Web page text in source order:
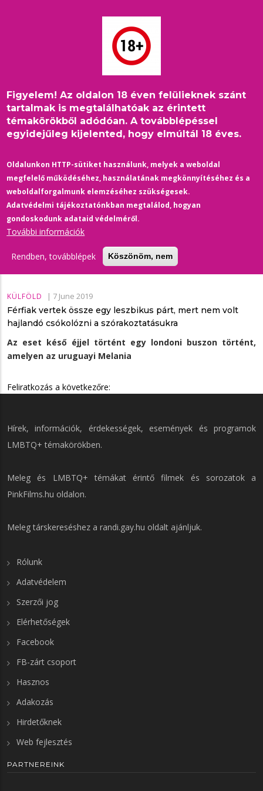
Figyelem! Az oldalon 18 éven felülieknek szánt
tartalmak is megtalálhatóak az érintett
témakörökből adódóan. A továbblépéssel
egyidejűleg kijelented, hogy elmúltál 18 éves.
Oldalunkon HTTP-sütiket használunk, melyek a weboldal
megfelelő működéséhez, használatának megkönnyítéséhez és a
weboldalforgalmunk elemzéséhez szükségesek.
Adatvédelmi tájékoztatónkban megtalálod, hogyan
gondoskodunk adataid védelméről.
További információk
Rendben, továbblépek Köszönöm, nem
Morzsa
Címlap /leszbikus pár
KÜLFÖLD | 7 June 2019
Férfiak vertek össze egy leszbikus párt, mert nem volt
hajlandó csókolózni a szórakoztatásukra
Az eset késő éjjel történt egy londoni buszon történt,
amelyen az uruguayi Melania
Feliratkozás a következőre:
Hírek, információk, érdekességek, események és programok
LMBTQ+ témakörökben.
Meleg és LMBTQ+ témákat érintő filmek és sorozatok a
PinkFilms.hu oldalon.
Meleg társkereséshez a randi.gay.hu oldalt ajánljuk.
Rólunk
Adatvédelem
Szerzői jog
Elérhetőségek
Facebook
FB-zárt csoport
Hasznos
Adakozás
Hirdetőknek
Web fejlesztés
PARTNEREINK